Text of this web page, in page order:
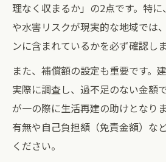
理なく収まるか」の2点です。特
や水害リスクが現実的な地域では
ンに含まれているかを必ず確認しま
また、補償額の設定も重要です。
実際に調査し、過不足のない金額
が一の際に生活再建の助けとなり
有無や自己負担額（免責金額）な
ください。